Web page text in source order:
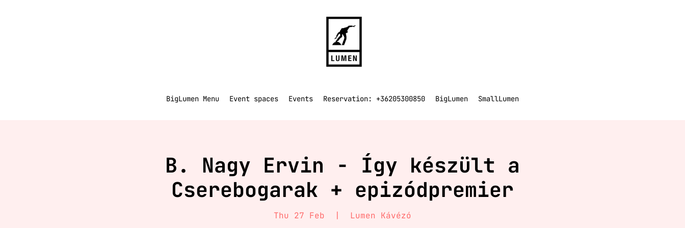
BigLumen Menu Event spaces Events Reservation: +36205300850 BigLumen SmallLumen
B. Nagy Ervin - Így készült a
Cserebogarak + epizódpremier
Thu 27 Feb Lumen Kávézó